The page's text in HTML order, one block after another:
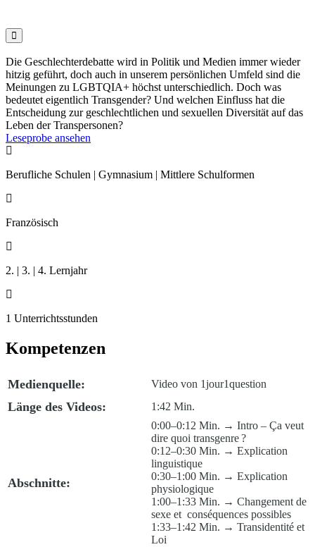

Die Geschlechterdebatte wird in Politik und Medien immer wieder
hitzig geführt, doch auch in unserem persönlichen Umfeld sind die
Meinungen zu LGBTQIA+ höchst unterschiedlich. Doch was
bedeutet eigentlich Transgender? Und welchen Einfluss hat die
Entscheidung zur geschlechtlichen und sexuellen Diversität auf das
Leben der Transpersonen?
Leseprobe ansehen

Berufliche Schulen | Gymnasium | Mittlere Schulformen

Französisch

2. | 3. | 4. Lernjahr

1 Unterrichtsstunden
Kompetenzen
Medienquelle: Video von 1jour1question
Länge des Videos: 1:42 Min.
Abschnitte:
0:00–0:12 Min. → Intro – Ça veut
dire quoi transgenre ?
0:12–0:30 Min. → Explication
linguistique
0:30–1:00 Min. → Explication
physiologique
1:00–1:33 Min. → Changement de
sexe et conséquences possibles
1:33–1:42 Min. → Transidentité et
Loi